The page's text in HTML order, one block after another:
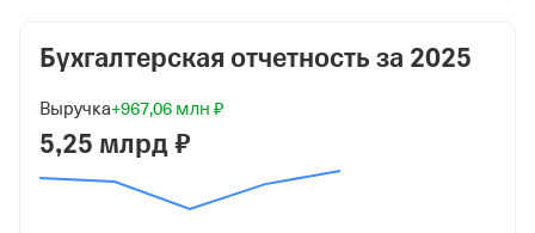
16 июня 2017
Краткое название
ООО "ДРАГЦВЕТМЕТ"
Бухгалтерская отчетность за 2025
Выручка+967,06 млн ₽
5,25 млрд ₽